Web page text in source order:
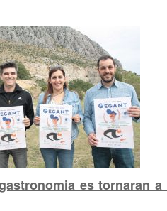
es tornaran